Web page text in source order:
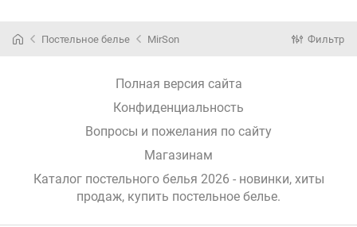
143 x 210 см
160 x 220 см
Premium
Постельное белье MirSon Фильтр
Полная версия сайта
Конфиденциальность
Вопросы и пожелания по сайту
Магазинам
Каталог постельного белья 2026 - новинки, хиты
продаж, купить постельное белье.